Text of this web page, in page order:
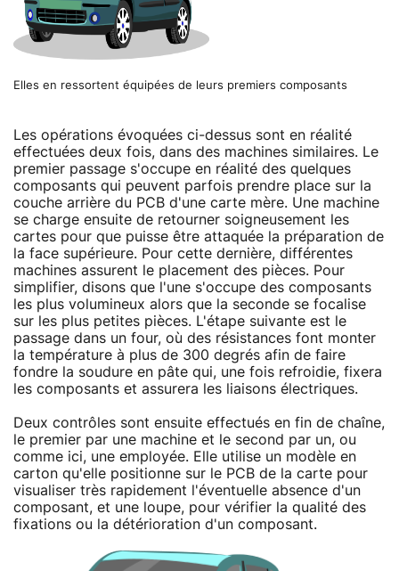
Elles en ressortent équipées de leurs premiers composants
Les opérations évoquées ci-dessus sont en réalité
effectuées deux fois, dans des machines similaires. Le
premier passage s'occupe en réalité des quelques
composants qui peuvent parfois prendre place sur la
couche arrière du PCB d'une carte mère. Une machine
se charge ensuite de retourner soigneusement les
cartes pour que puisse être attaquée la préparation de
la face supérieure. Pour cette dernière, différentes
machines assurent le placement des pièces. Pour
simplifier, disons que l'une s'occupe des composants
les plus volumineux alors que la seconde se focalise
sur les plus petites pièces. L'étape suivante est le
passage dans un four, où des résistances font monter
la température à plus de 300 degrés afin de faire
fondre la soudure en pâte qui, une fois refroidie, fixera
les composants et assurera les liaisons électriques.
Deux contrôles sont ensuite effectués en fin de chaîne,
le premier par une machine et le second par un, ou
comme ici, une employée. Elle utilise un modèle en
carton qu'elle positionne sur le PCB de la carte pour
visualiser très rapidement l'éventuelle absence d'un
composant, et une loupe, pour vérifier la qualité des
fixations ou la détérioration d'un composant.